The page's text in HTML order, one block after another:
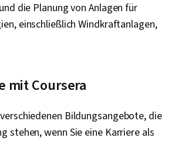
die Planung von Anlagen für
einschließlich Windkraftanlagen,
mit Coursera
Bildungsangebote, die
stehen, wenn Sie eine Karriere als